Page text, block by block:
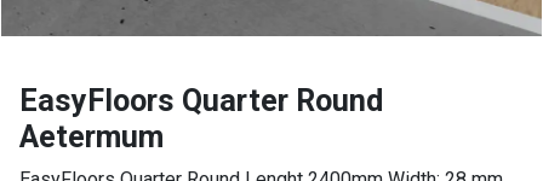
EasyFloors Quarter Round
Aetermum